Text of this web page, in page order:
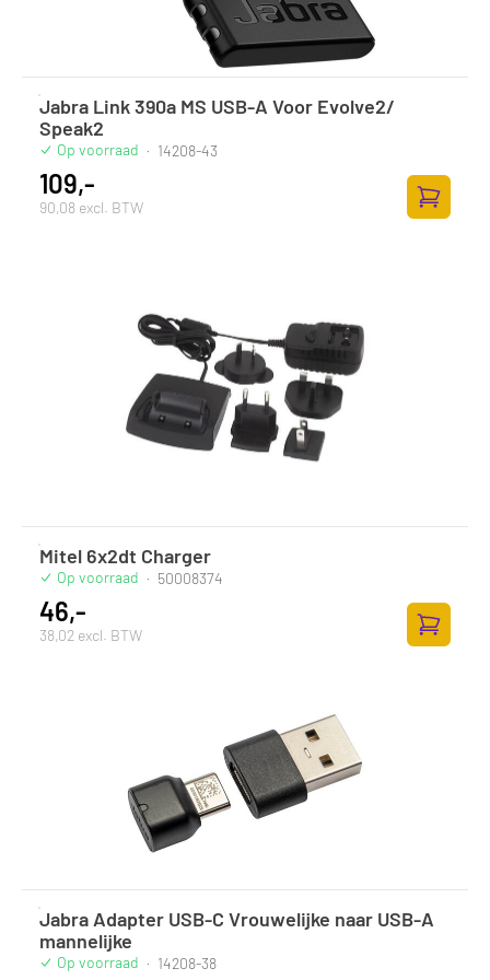
Jabra Link 390a MS USB-A Voor Evolve2/
Speak2
Op voorraad · 14208-43
109,-
90,08 excl. BTW
Zum
Mitel 6x2dt Charger
Op voorraad · 50008374
46,-
38,02 excl. BTW
Zum
Jabra Adapter USB-C Vrouwelijke naar USB-A
mannelijke
Op voorraad · 14208-38